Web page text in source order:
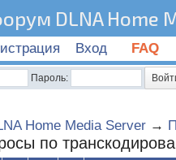
DLNA Home
Вход FAQ
Пароль:
Home Media Server →
по